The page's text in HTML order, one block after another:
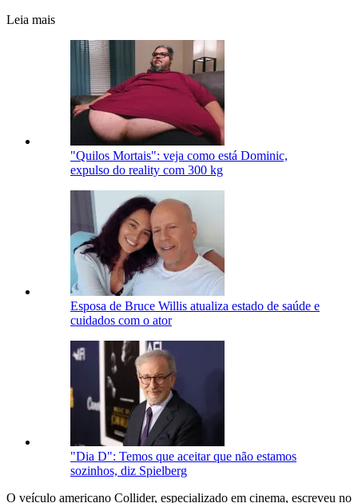
Leia mais
"Quilos Mortais": veja como está Dominic,
expulso do reality com 300 kg
Esposa de Bruce Willis atualiza estado de saúde e
cuidados com o ator
"Dia D": Temos que aceitar que não estamos
sozinhos, diz Spielberg
O veículo americano Collider, especializado em cinema, escreveu no